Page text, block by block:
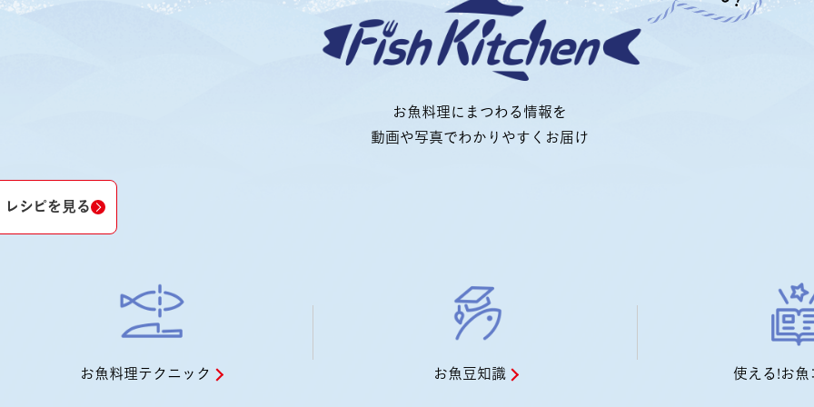
お魚料理にまつわる情報を
動画や写真でわかりやすくお届け
レシピを見る
お魚料理テクニック お魚豆知識 使える!お魚